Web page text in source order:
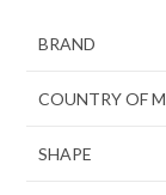
BRAND
COUNTRY OF
SHAPE